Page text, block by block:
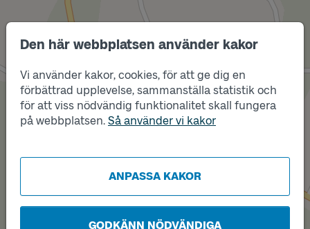
Den här webbplatsen använder kakor
Vi använder kakor, cookies, för att ge dig en
förbättrad upplevelse, sammanställa statistik och
för att viss nödvändig funktionalitet skall fungera
på webbplatsen. Så använder vi kakor
ANPASSA KAKOR
GODKÄNN NÖDVÄNDIGA
Läge
A
Läge
B